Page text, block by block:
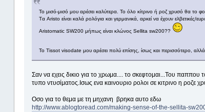
To μισό-μισό μου αρέσει καλύτερα. Το όλο κίτρινο ή ροζ χρυσό θα το
Tα Aristo είναι καλά ρολόγια και γερμανικά, αρκεί να έχουν ελβετικές/
Αristomatic SW200 μήπως είναι κλώνος Sellita sw200??
Το Tissot visodate μου αρέσει πολύ επίσης, ίσως και περισσότερο, αλλά
Σαν να εχεις δικιο για το χρωμα.... το σκεφτομαι...Του παππου
τυπο ντυσίματος.Ισως ενα καινουριο ρολοι σε κιτρινο η ροζε
Οσο για το θεμα με τη μηχανη βρηκα αυτο εδω
http://www.ablogtoread.com/making-sense-of-the-sellita-